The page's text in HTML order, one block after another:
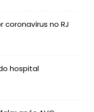
coronavírus no RJ
hospital